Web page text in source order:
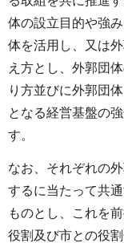
体の設立目的や強
体を活用し、又は
え方とし、外郭団
り方並びに外郭団
となる経営基盤の
す。
なお、それぞれの
するに当たって共
ものとし、これを
役割及び市との役